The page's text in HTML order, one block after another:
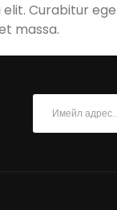
Curabitur
massa.